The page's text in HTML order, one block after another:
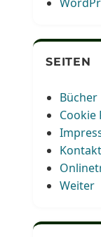
SEITEN
Bücher
Cookie
Weiter